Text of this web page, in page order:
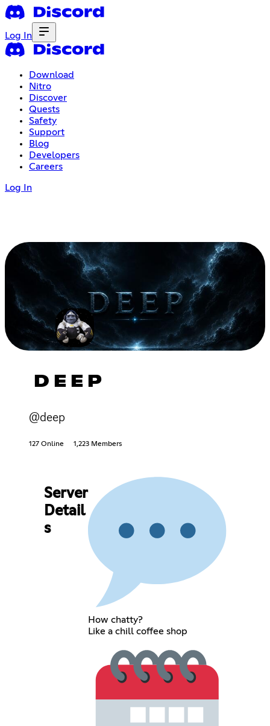
Log In
Download
Nitro
Discover
Quests
Safety
Support
Blog
Developers
Careers
Log In
D E E P
@deep
127 Online 1,223 Members
Server
Detail
s
How chatty?
Like a chill coffee shop